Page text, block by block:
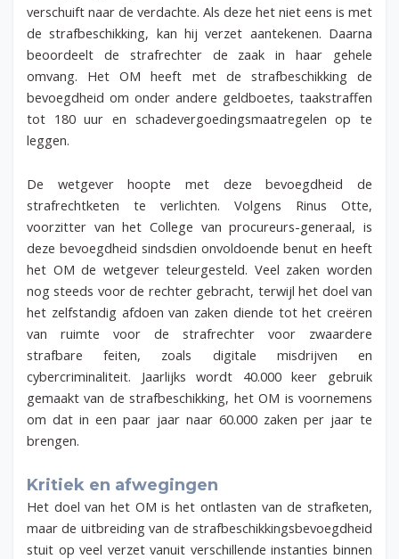
verschuift naar de verdachte. Als deze het niet eens is met
de strafbeschikking, kan hij verzet aantekenen. Daarna
beoordeelt de strafrechter de zaak in haar gehele
omvang. Het OM heeft met de strafbeschikking de
bevoegdheid om onder andere geldboetes, taakstraffen
tot 180 uur en schadevergoedingsmaatregelen op te
leggen.
De wetgever hoopte met deze bevoegdheid de
strafrechtketen te verlichten. Volgens Rinus Otte,
voorzitter van het College van procureurs-generaal, is
deze bevoegdheid sindsdien onvoldoende benut en heeft
het OM de wetgever teleurgesteld. Veel zaken worden
nog steeds voor de rechter gebracht, terwijl het doel van
het zelfstandig afdoen van zaken diende tot het creëren
van ruimte voor de strafrechter voor zwaardere
strafbare feiten, zoals digitale misdrijven en
cybercriminaliteit. Jaarlijks wordt 40.000 keer gebruik
gemaakt van de strafbeschikking, het OM is voornemens
om dat in een paar jaar naar 60.000 zaken per jaar te
brengen.
Kritiek en afwegingen
Het doel van het OM is het ontlasten van de strafketen,
maar de uitbreiding van de strafbeschikkingsbevoegdheid
stuit op veel verzet vanuit verschillende instanties binnen